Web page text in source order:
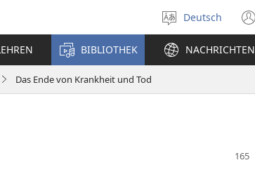
Sprache
auswählen
Deutsch
BIBLIOTHEK NACHRICHTEN
Das Ende von Krankheit und Tod